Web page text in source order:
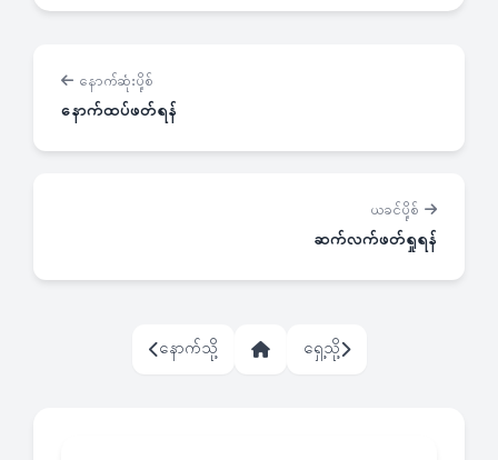
နောက်ဆုံးပို့စ်
နောက်ထပ်ဖတ်ရန်
ယခင်ပို့စ်
ဆက်လက်ဖတ်ရှုရန်
နောက်သို့ ရှေ့သို့